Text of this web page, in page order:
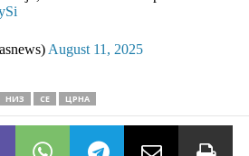
August 11, 2025
НИЗ СЕ ЦРНА